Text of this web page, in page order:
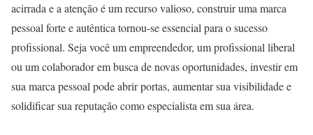
acirrada e a atenção é um recurso valioso, construir uma marca
pessoal forte e autêntica tornou-se essencial para o sucesso
profissional. Seja você um empreendedor, um profissional liberal
ou um colaborador em busca de novas oportunidades, investir em
sua marca pessoal pode abrir portas, aumentar sua visibilidade e
solidificar sua reputação como especialista em sua área.